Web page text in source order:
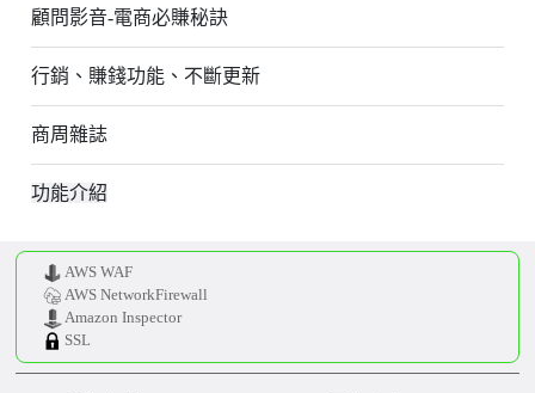
顧問影音-電商必賺秘訣
行銷、賺錢功能、不斷更新
商周雜誌
功能介紹
AWS WAF
AWS NetworkFirewall
Amazon Inspector
SSL